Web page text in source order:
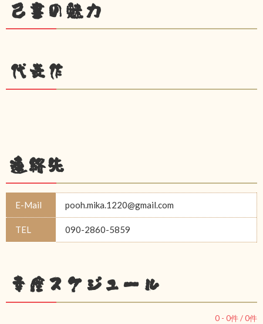
己書の魅力
代表作
連絡先
E-Mail pooh.mika.1220@gmail.com
TEL 090-2860-5859
幸座スケジュール
0 - 0件 /0件